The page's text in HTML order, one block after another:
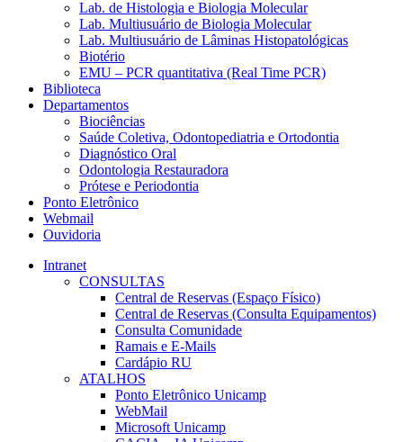
Lab. de Histologia e Biologia Molecular
Lab. Multiusuário de Biologia Molecular
Lab. Multiusuário de Lâminas Histopatológicas
Biotério
EMU – PCR quantitativa (Real Time PCR)
Biblioteca
Departamentos
Biociências
Saúde Coletiva, Odontopediatria e Ortodontia
Diagnóstico Oral
Odontologia Restauradora
Prótese e Periodontia
Ponto Eletrônico
Webmail
Ouvidoria
Intranet
CONSULTAS
Central de Reservas (Espaço Físico)
Central de Reservas (Consulta Equipamentos)
Consulta Comunidade
Ramais e E-Mails
Cardápio RU
ATALHOS
Ponto Eletrônico Unicamp
WebMail
Microsoft Unicamp